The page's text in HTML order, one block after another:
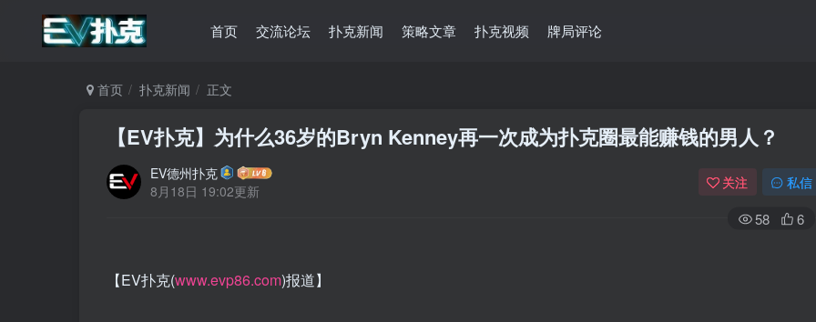
首页 交流论坛 扑克新闻 策略文章 扑克视频 牌局评论
首页 扑克新闻 正文
【EV扑克】为什么36岁的Bryn Kenney再一次成为扑克圈最能赚钱的男人？
EV德州扑克
8月18日 19:02更新
关注 私信
58 6
【EV扑克(www.evp86.com)报道】